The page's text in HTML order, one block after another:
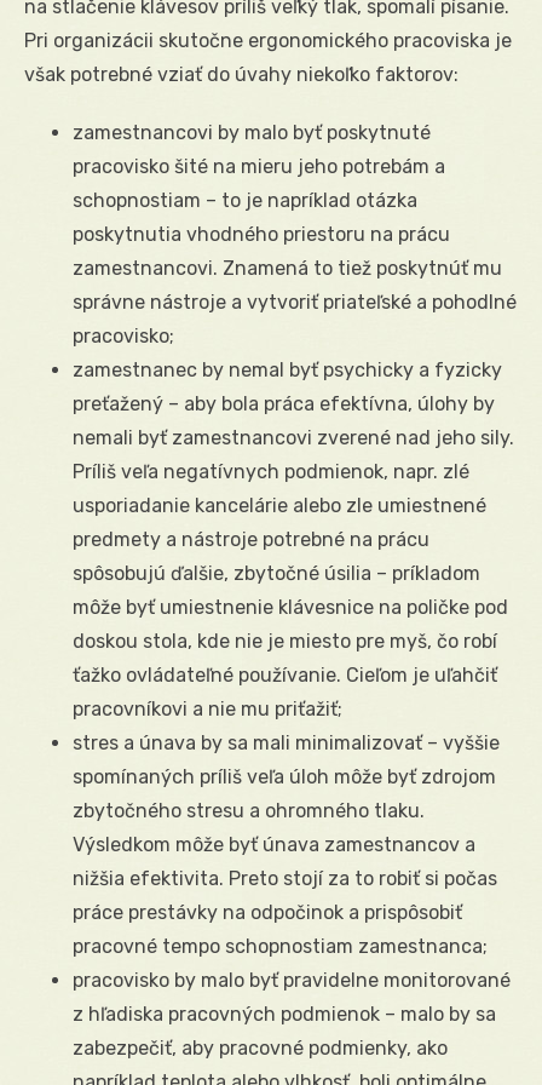
na stlačenie klávesov príliš veľký tlak, spomalí písanie.
Pri organizácii skutočne ergonomického pracoviska je
však potrebné vziať do úvahy niekoľko faktorov:
zamestnancovi by malo byť poskytnuté
pracovisko šité na mieru jeho potrebám a
schopnostiam – to je napríklad otázka
poskytnutia vhodného priestoru na prácu
zamestnancovi. Znamená to tiež poskytnúť mu
správne nástroje a vytvoriť priateľské a pohodlné
pracovisko;
zamestnanec by nemal byť psychicky a fyzicky
preťažený – aby bola práca efektívna, úlohy by
nemali byť zamestnancovi zverené nad jeho sily.
Príliš veľa negatívnych podmienok, napr. zlé
usporiadanie kancelárie alebo zle umiestnené
predmety a nástroje potrebné na prácu
spôsobujú ďalšie, zbytočné úsilia – príkladom
môže byť umiestnenie klávesnice na poličke pod
doskou stola, kde nie je miesto pre myš, čo robí
ťažko ovládateľné používanie. Cieľom je uľahčiť
pracovníkovi a nie mu priťažiť;
stres a únava by sa mali minimalizovať – ​​vyššie
spomínaných príliš veľa úloh môže byť zdrojom
zbytočného stresu a ohromného tlaku.
Výsledkom môže byť únava zamestnancov a
nižšia efektivita. Preto stojí za to robiť si počas
práce prestávky na odpočinok a prispôsobiť
pracovné tempo schopnostiam zamestnanca;
pracovisko by malo byť pravidelne monitorované
z hľadiska pracovných podmienok – malo by sa
zabezpečiť, aby pracovné podmienky, ako